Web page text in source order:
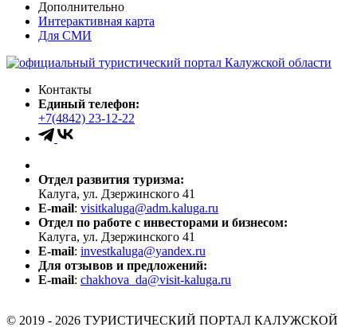
Дополнительно
Интерактивная карта
Для СМИ
Контакты
Единый телефон:
+7(4842) 23-12-22
Отдел развития туризма:
Калуга, ул. Дзержинского 41
E-mail: visitkaluga@adm.kaluga.ru
Отдел по работе с инвесторами и бизнесом:
Калуга, ул. Дзержинского 41
E-mail: investkaluga@yandex.ru
Для отзывов и предложений:
E-mail: chakhova_da@visit-kaluga.ru
© 2019 - 2026 ТУРИСТИЧЕСКИЙ ПОРТАЛ КАЛУЖСКОЙ